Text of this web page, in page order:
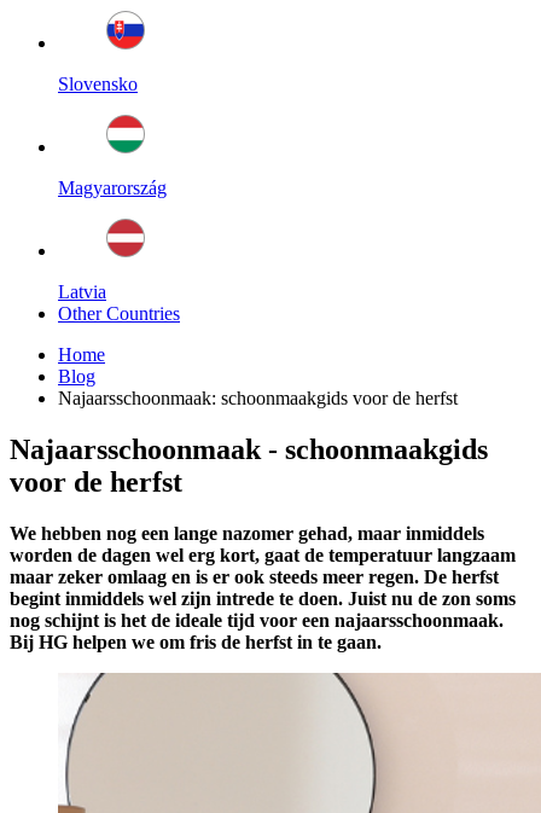
Slovensko
Magyarország
Latvia
Other Countries
Home
Blog
Najaarsschoonmaak: schoonmaakgids voor de herfst
Najaarsschoonmaak - schoonmaakgids
voor de herfst
We hebben nog een lange nazomer gehad, maar inmiddels
worden de dagen wel erg kort, gaat de temperatuur langzaam
maar zeker omlaag en is er ook steeds meer regen. De herfst
begint inmiddels wel zijn intrede te doen. Juist nu de zon soms
nog schijnt is het de ideale tijd voor een najaarsschoonmaak.
Bij HG helpen we om fris de herfst in te gaan.